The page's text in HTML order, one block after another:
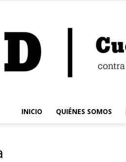
INICIO QUIÉNES SOMOS